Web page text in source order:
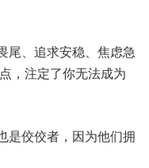
尾、追求安稳、焦虑急
，注定了你无法成为
是佼佼者，因为他们拥